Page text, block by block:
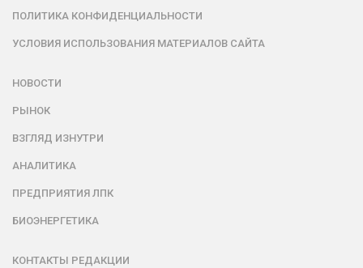
ПОЛИТИКА КОНФИДЕНЦИАЛЬНОСТИ
УСЛОВИЯ ИСПОЛЬЗОВАНИЯ МАТЕРИАЛОВ САЙТА
НОВОСТИ
РЫНОК
ВЗГЛЯД ИЗНУТРИ
АНАЛИТИКА
ПРЕДПРИЯТИЯ ЛПК
БИОЭНЕРГЕТИКА
КОНТАКТЫ РЕДАКЦИИ